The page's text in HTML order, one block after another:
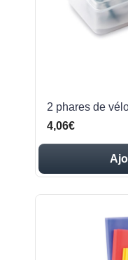
2 phares de
4,06€